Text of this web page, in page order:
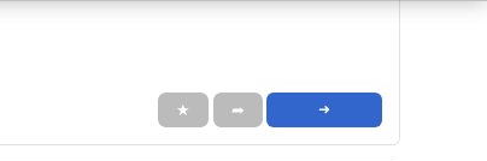
★ ➦ ➜